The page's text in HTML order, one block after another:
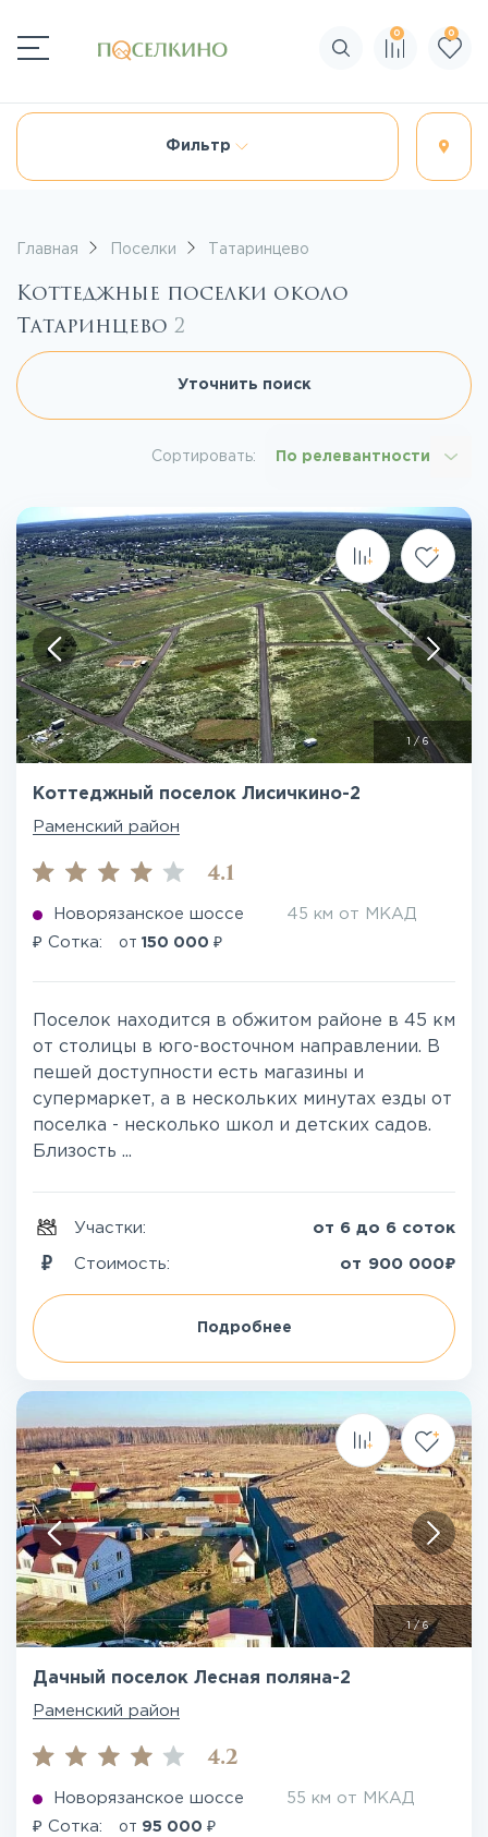
Поиск по сайту
0 0
Фильтр
Главная Поселки Татаринцево
Коттеджные поселки около
Татаринцево 2
Уточнить поиск
Сортировать: По релевантности
/ 6
Коттеджный поселок Лисичкино-2
Раменский район
4.1
Новорязанское шоссе 45 км от МКАД
₽ Сотка: от 150 000 ₽
Поселок находится в обжитом районе в 45 км
от столицы в юго-восточном направлении. В
пешей доступности есть магазины и
супермаркет, а в нескольких минутах езды от
поселка - несколько школ и детских садов.
Близость ...
Участки: от 6 до 6 соток
Стоимость: от 900 000₽
Подробнее
1/6
Дачный поселок Лесная поляна-2
Раменский район
4.2
Новорязанское шоссе 55 км от МКАД
₽ Сотка: от 95 000 ₽